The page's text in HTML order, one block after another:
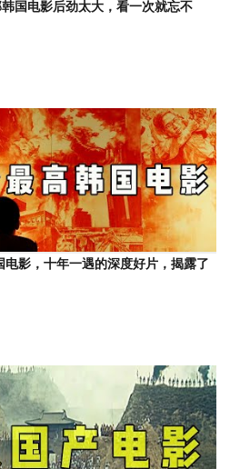
国电影后劲太大，看一次就忘不
电影，十年一遇的深度好片，揭露了